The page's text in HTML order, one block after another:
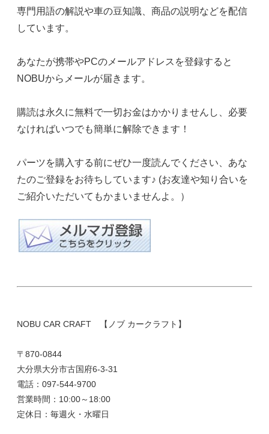
専門用語の解説や車の豆知識、商品の説明などを配信
しています。
あなたが携帯やPCのメールアドレスを登録すると
NOBUからメールが届きます。
購読は永久に無料で一切お金はかかりませんし、必要
なければいつでも簡単に解除できます！
パーツを購入する前にぜひ一度読んでください、あな
たのご登録をお待ちしています♪ (お友達や知り合いを
ご紹介いただいてもかまいませんよ。）
NOBU CAR CRAFT 【ノブ カークラフト】
〒870-0844
大分県大分市古国府6-3-31
電話：097-544-9700
営業時間：10:00～18:00
定休日：毎週火・水曜日